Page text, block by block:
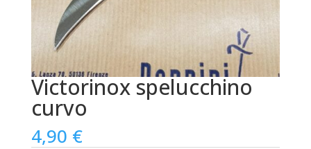
Victorinox spelucchino
curvo
4,90 €